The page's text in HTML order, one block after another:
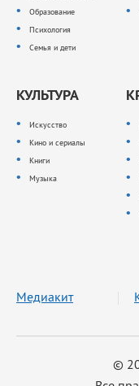
Образование
Психология
Семья и дети
КУЛЬТУРА
Искусство
Кино и сериалы
Книги
Музыка
©
Медиакит